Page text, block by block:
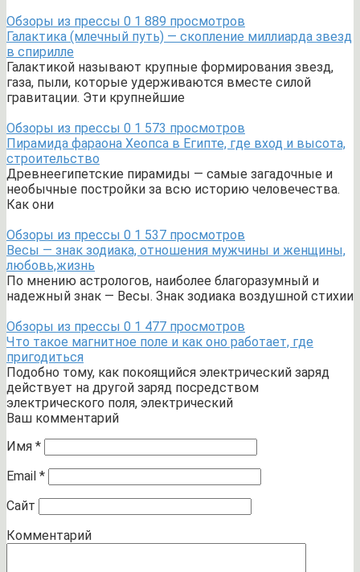
Обзоры из прессы 0 1 889 просмотров
Галактика (млечный путь) — скопление миллиарда звезд
в спирилле
Галактикой называют крупные формирования звезд,
газа, пыли, которые удерживаются вместе силой
гравитации. Эти крупнейшие
Обзоры из прессы 0 1 573 просмотров
Пирамида фараона Хеопса в Египте, где вход и высота,
строительство
Древнеегипетские пирамиды — самые загадочные и
необычные постройки за всю историю человечества.
Как они
Обзоры из прессы 0 1 537 просмотров
Весы — знак зодиака, отношения мужчины и женщины,
любовь,жизнь
По мнению астрологов, наиболее благоразумный и
надежный знак — Весы. Знак зодиака воздушной стихии
Обзоры из прессы 0 1 477 просмотров
Что такое магнитное поле и как оно работает, где
пригодиться
Подобно тому, как покоящийся электрический заряд
действует на другой заряд посредством
электрического поля, электрический
Ваш комментарий
Имя *
Email *
Сайт
Комментарий